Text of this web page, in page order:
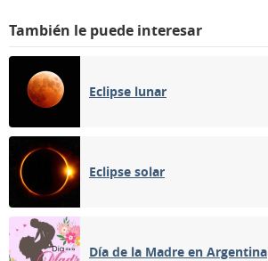
También le puede interesar
Eclipse lunar
Eclipse solar
Día de la Madre en Argentina